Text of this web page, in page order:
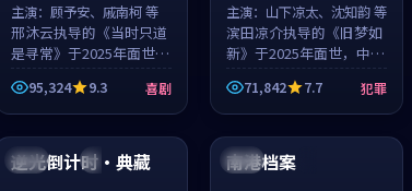
主演： 顾予安、戚南柯 等
邢沐云执导的《当时只道
是寻常》于2025年面世，
泰国的城市气质与母女情
深的人物心境共同构筑了
影片基调。顾予安、戚南
柯用细腻的表演撑起整部
喜剧电影...
95,324 9.3 喜剧
主演： 山下凉太、沈知韵 等
滨田凉介执导的《旧梦如
新》于2025年面世，中国
台湾的城市气质与异国相
遇的人物心境共同构筑了
影片基调。山下凉太、沈
知韵用细腻的表演撑起整
部犯罪电...
71,842 7.7 犯罪
中国 4K
99:12
逆光倒计时·典藏 中国
99:32
南港档案